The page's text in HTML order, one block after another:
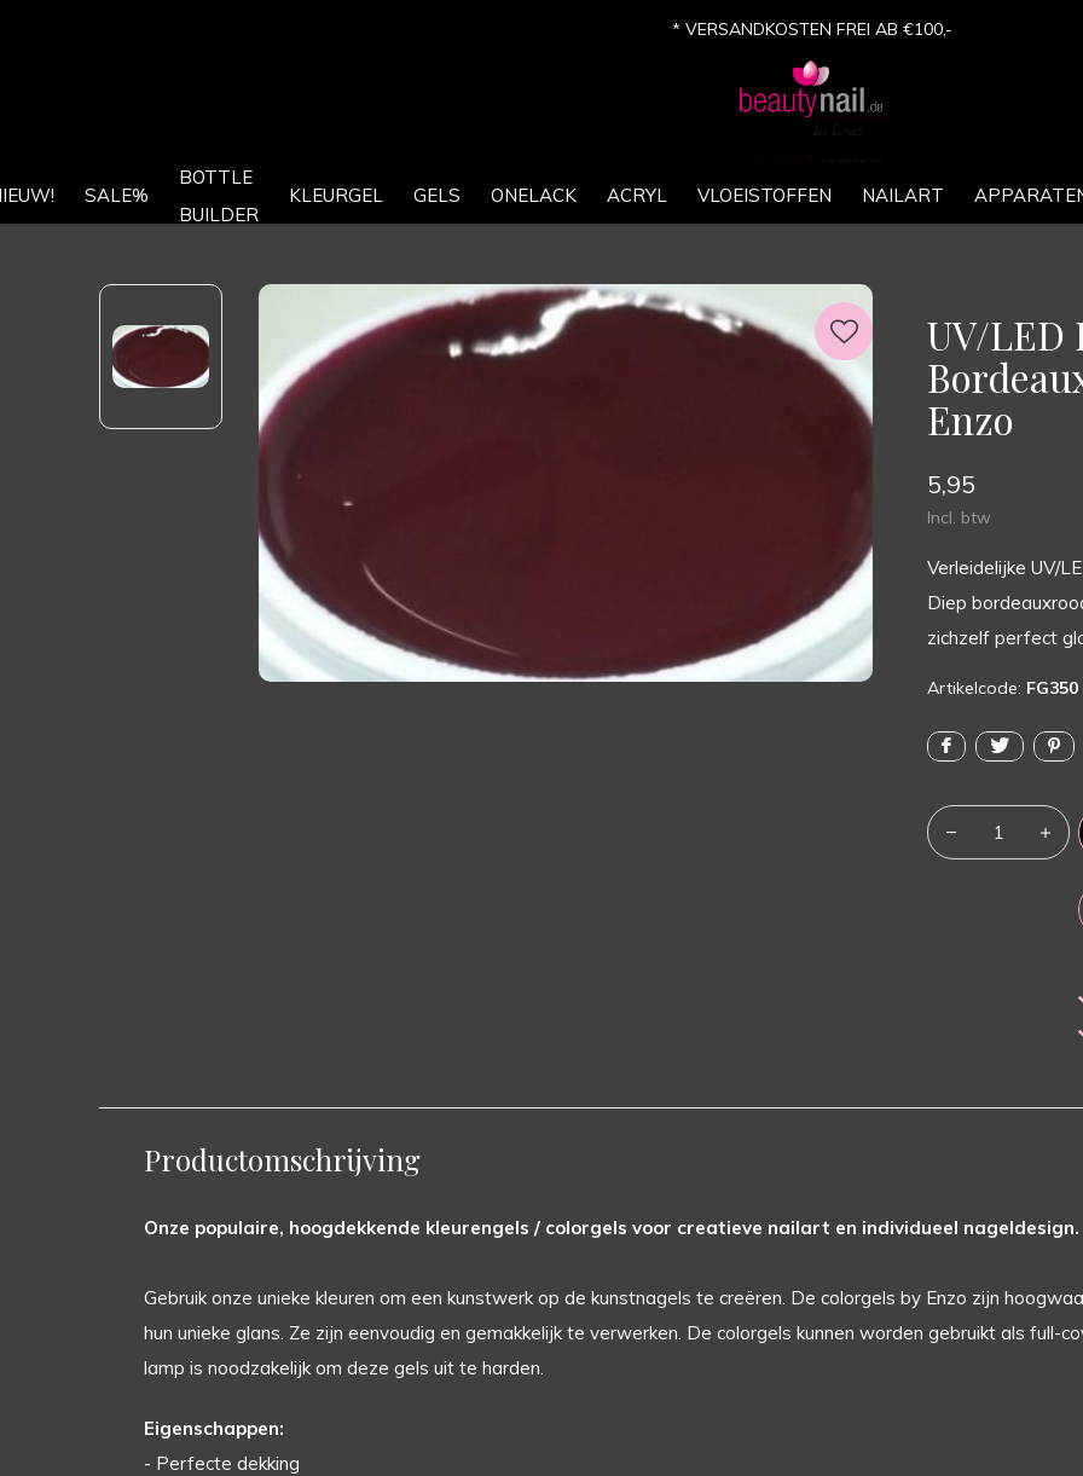
SALE%
BOTTLE
BUILDER
KLEURGEL GELS ONELACK ACRYL VLOEISTOFFEN NAILART
* VERSANDKOSTEN FREI AB €100,-
UV/LED
Enzo
5,95
Incl. btw
Verleidelijke UV/
Diep
zichzelf perfect
Artikelcode: FG350
Productomschrijving
Onze populaire, hoogdekkende kleurengels / colorgels voor creatieve nailart en individueel nageldesign.
Gebruik onze unieke kleuren om een kunstwerk op de kunstnagels te creëren. De colorgels by Enzo zijn
hun unieke glans. Ze zijn eenvoudig en gemakkelijk te verwerken. De colorgels kunnen worden gebruikt als full-
lamp is noodzakelijk om deze gels uit te harden.
Eigenschappen:
- Perfecte dekking